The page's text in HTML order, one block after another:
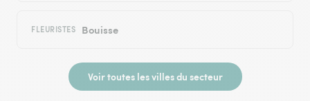
FLEURISTES Bouisse
Voir toutes les villes du secteur